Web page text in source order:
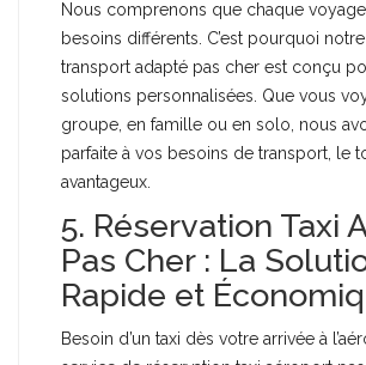
Nous comprenons que chaque
besoins différents. C’est pourquoi
transport adapté pas cher est conçu
solutions personnalisées. Que vous
groupe, en famille ou en solo, nous
parfaite à vos besoins de transport, le
avantageux.
5. Réservation Taxi
Pas Cher : La
Rapide et
Besoin d’un taxi dès votre arrivée à